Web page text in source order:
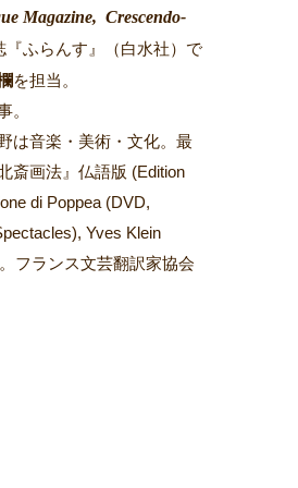
Magazine, Crescendo-
『ふらんす』（白水社）で
を担当。
。
は音楽・美術・文化。最
斎画法』仏語版 (Edition
di Poppea (DVD,
Yves Klein
フランス文芸翻訳家協会